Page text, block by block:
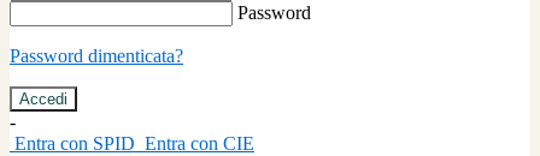
Password
Password dimenticata?
-
Entra con SPID Entra con CIE